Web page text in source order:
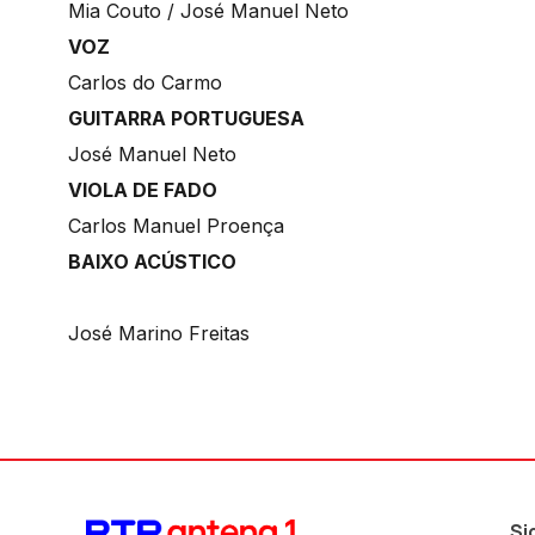
Mia Couto / José Manuel Neto
VOZ
Carlos do Carmo
GUITARRA PORTUGUESA
José Manuel Neto
VIOLA DE FADO
Carlos Manuel Proença
BAIXO ACÚSTICO
José Marino Freitas